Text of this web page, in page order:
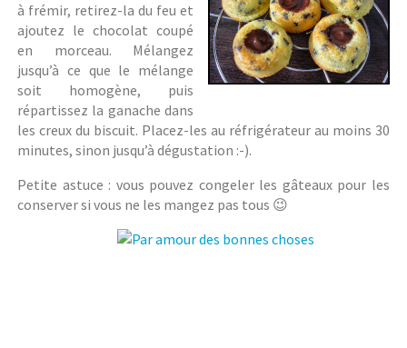
à frémir, retirez-la du feu et
ajoutez le chocolat coupé
en morceau. Mélangez
jusqu’à ce que le mélange
soit homogène, puis
répartissez la ganache dans
les creux du biscuit. Placez-les au réfrigérateur au moins 30
minutes, sinon jusqu’à dégustation :-).
Petite astuce : vous pouvez congeler les gâteaux pour les
conserver si vous ne les mangez pas tous 😉